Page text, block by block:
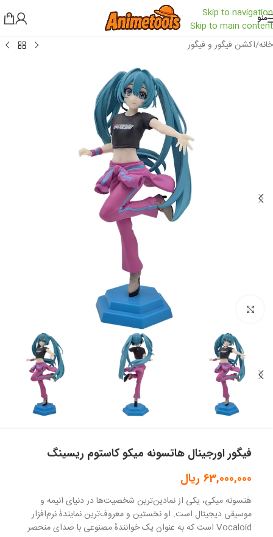
Skip to navigation
Skip to main content
منو
خانه/اکشن فیگور و فیگور
فیگور اورجینال هاتسونه میکو کاستوم ریسینگ
63,000,000 ریال
هَتسونه میکی، یکی از نمادین‌ترین شخصیت‌ها در دنیای انیمه و
موسیقی دیجیتال است. او نخستین و معروف‌ترین نمایندهٔ نرم‌افزار
Vocaloid است که به عنوان یک خوانندهٔ مصنوعی با صدای منحصر